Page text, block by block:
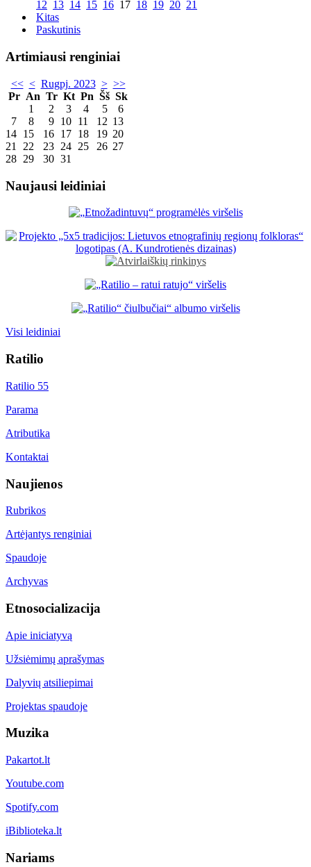
12 13 14 15 16 17 18 19 20 21
Kitas
Paskutinis
Artimiausi renginiai
<< < Rugpj. 2023 > >>
Pr An Tr Kt Pn Šš Sk
1
2 3 4 5
6
7
8 9 10 11 12 13
14 15 16 17 18 19 20
21
22 23 24 25 26 27
28 29 30 31
Naujausi leidiniai
Visi leidiniai
Ratilio
Ratilio 55
Parama
Atributika
Kontaktai
Naujienos
Rubrikos
Artėjantys renginiai
Spaudoje
Archyvas
Etnosocializacija
Apie iniciatyvą
Užsiėmimų aprašymas
Dalyvių atsiliepimai
Projektas spaudoje
Muzika
Pakartot.lt
Youtube.com
Spotify.com
iBiblioteka.lt
Nariams